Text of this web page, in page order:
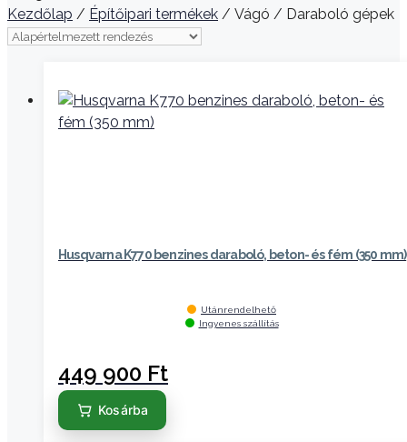
Kezdőlap / Építőipari termékek / Vágó / Daraboló gépek
Husqvarna K770 benzines daraboló, beton- és fém (350 mm)
Utánrendelhető
Ingyenes szállítás
449 900 Ft
Kosárba